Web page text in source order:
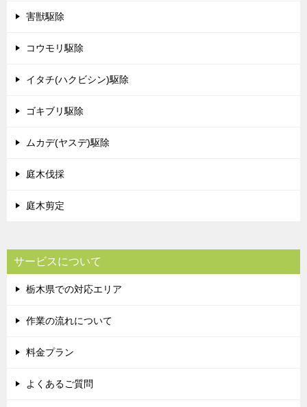
害獣駆除
コウモリ駆除
イタチ(ハクビシン)駆除
ゴキブリ駆除
ムカデ(ヤスデ)駆除
庭木伐採
庭木剪定
サービスについて
栃木県での対応エリア
作業の流れについて
料金プラン
よくあるご質問